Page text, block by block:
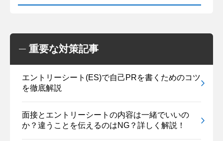
重要な対策記事
エントリーシート(ES)で自己PRを書くためのコツ
を徹底解説
面接とエントリーシートの内容は一緒でいいの
か？違うことを伝えるのはNG？詳しく解説！